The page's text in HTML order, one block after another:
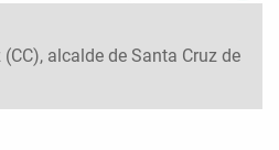
alcalde de Santa Cruz de